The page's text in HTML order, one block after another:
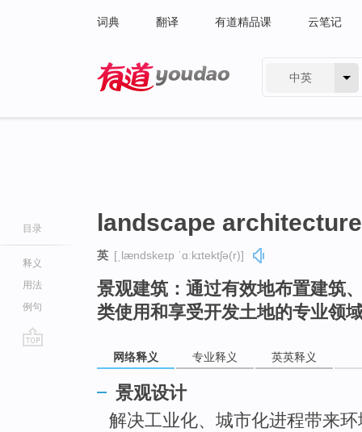
词典 翻译 有道精品课 云笔记
中英
目录
释义
用法
例句
landscape architecture
英 [ˌlændskeɪp ˈɑːkɪtektʃə(r)]
景观建筑：通过有效地布置建筑
类使用和享受开发土地的专业领
网络释义 专业释义 英英释义
景观设计
解决工业化、城市化进程带来